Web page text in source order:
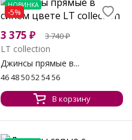
НОВИНКА
-5%
3 375 ₽ 3 740₽
LT collection
Джинсы прямые в...
46 48 50 52 54 56
В корзину